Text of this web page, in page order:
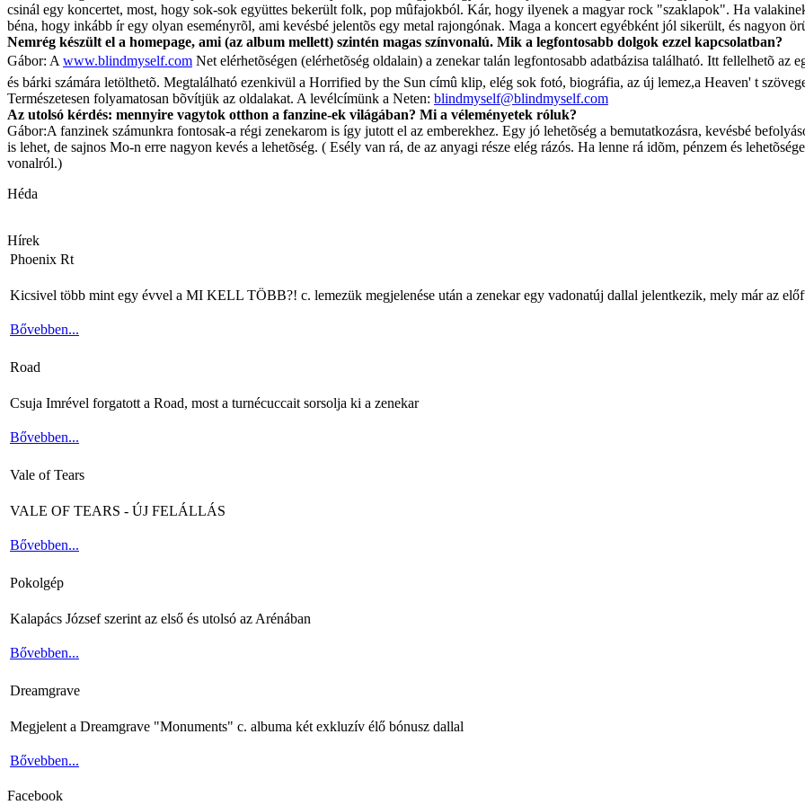
csinál egy koncertet, most, hogy sok-sok együttes bekerült folk, pop mûfajokból. Kár, hogy ilyenek a magyar rock "szaklapok". Ha
béna, hogy inkább ír egy olyan eseményrõl, ami kevésbé jelentõs egy metal rajongónak. Maga a koncert egyébként jól sikerült, és nagyon
Nemrég készült el a homepage, ami (az album mellett) szintén magas színvonalú. Mik a legfontosabb dolgok ezzel kapcsolatban?
Gábor: A www.blindmyself.com Net elérhetõségen (elérhetõség oldalain) a zenekar talán legfontosabb adatbázisa található. Itt fellelhetõ
és bárki számára letölthetõ. Megtalálható ezenkivül a Horrified by the Sun címû klip, elég sok fotó, biográfia, az új lemez,a Heaven' t
Természetesen folyamatosan bõvítjük az oldalakat. A levélcímünk a Neten: blindmyself@blindmyself.com
Az utolsó kérdés: mennyire vagytok otthon a fanzine-ek világában? Mi a véleményetek róluk?
Gábor:A fanzinek számunkra fontosak-a régi zenekarom is így jutott el az emberekhez. Egy jó lehetõség a bemutatkozásra, kevésbé
is lehet, de sajnos Mo-n erre nagyon kevés a lehetõség. ( Esély van rá, de az anyagi része elég rázós. Ha lenne rá idõm, pénzem és
vonalról.)
Héda
Hírek
Phoenix Rt
Kicsivel több mint egy évvel a MI KELL TÖBB?! c. lemezük megjelenése után a zenekar egy vadonatúj dallal jelentkezik, mely már az
Bővebben...
Road
Csuja Imrével forgatott a Road, most a turnécuccait sorsolja ki a zenekar
Bővebben...
Vale of Tears
VALE OF TEARS - ÚJ FELÁLLÁS
Bővebben...
Pokolgép
Kalapács József szerint az első és utolsó az Arénában
Bővebben...
Dreamgrave
Megjelent a Dreamgrave "Monuments" c. albuma két exkluzív élő bónusz dallal
Bővebben...
Facebook